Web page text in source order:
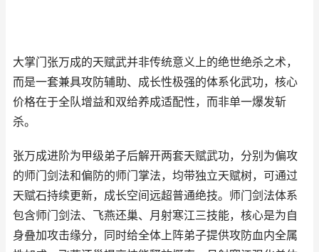
大掌门张万成的天赋武并非传统意义上的绝世绝杀之术，
而是一套兼具攻防辅助、成长性极强的体系化武功，核心
价格在于全队增益和双给养成适配性，而非单一爆发斩
杀。
张万成进阶为甲级弟子后解开两套天赋武功，分别为偏攻
的师门剑法和偏防的师门掌法，均带独立天赋树，可通过
天赋石持续更新，成长空间远超普通绝技。师门剑法体系
包含师门剑法、飞燕还巢、月射寒江三技能，核心是为自
身叠加攻击缘分，同时给全体上阵弟子提供攻防血内全属